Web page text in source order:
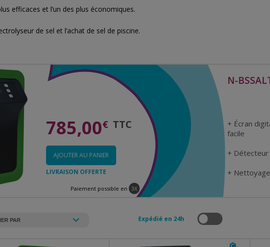
efficaces et l’un des plus économiques.
de sel et l’achat de sel de piscine.
N-
+ Écran
facile
+
+
785,00€ TTC
AJOUTER AU PANIER
LIVRAISON OFFERTE
Paiement possible en 3X
Expédié en 24h